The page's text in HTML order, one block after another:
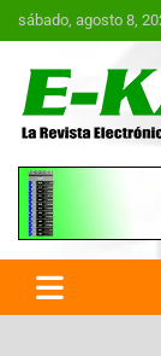
Saltar
al
sábado, agosto 8,
E-